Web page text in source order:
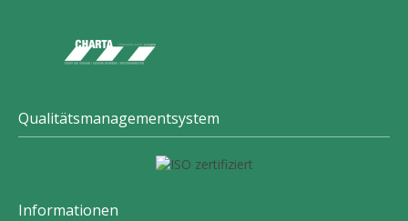
Qualitätsmanagementsystem
Informationen